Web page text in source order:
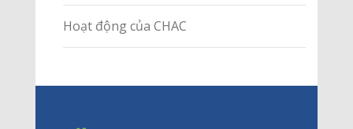
Hoạt động của CHAC